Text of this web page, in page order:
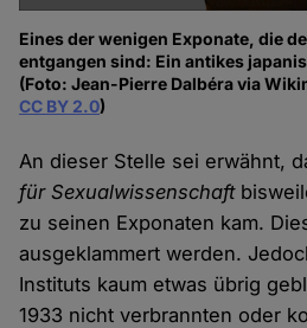
Eines der wenigen Exponate, die
entgangen sind: Ein antikes
(Foto: Jean-Pierre Dalbéra via
CC BY 2.0)
An dieser Stelle sei erwähnt,
für Sexualwissenschaft
zu seinen Exponaten kam.
ausgeklammert werden.
Instituts kaum etwas übrig
1933 nicht verbrannten oder